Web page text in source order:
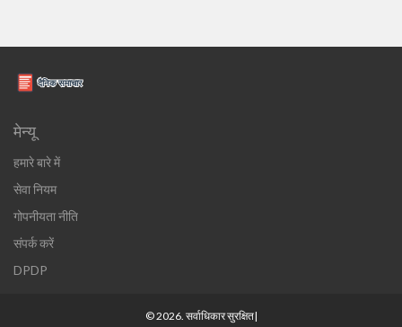
मेन्यू
हमारे बारे में
सेवा नियम
गोपनीयता नीति
संपर्क करें
DPDP
© 2026. सर्वाधिकार सुरक्षित|